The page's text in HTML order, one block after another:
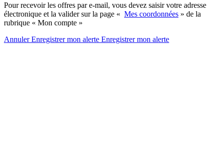
Pour recevoir les offres par e-mail, vous devez saisir votre adresse
électronique et la valider sur la page « Mes coordonnées » de la
rubrique « Mon compte »
AnnulerEnregistrer mon alerte Enregistrermon alerte